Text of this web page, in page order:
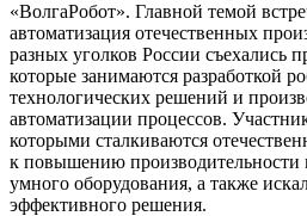
«ВолгаРобот». Главной темой
автоматизация отечественных
разных уголков России съехались
которые занимаются разработкой
технологических решений и
автоматизации процессов.
которыми сталкиваются
к повышению производительности
умного оборудования, а также
эффективного решения.